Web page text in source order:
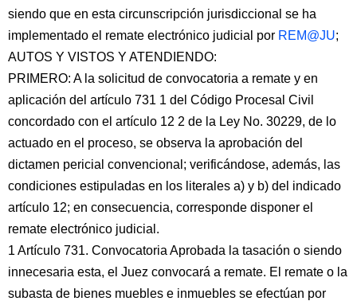
siendo que en esta circunscripción jurisdiccional se ha
implementado el remate electrónico judicial por REM@JU;
AUTOS Y VISTOS Y ATENDIENDO:
PRIMERO: A la solicitud de convocatoria a remate y en
aplicación del artículo 731 1 del Código Procesal Civil
concordado con el artículo 12 2 de la Ley No. 30229, de lo
actuado en el proceso, se observa la aprobación del
dictamen pericial convencional; verificándose, además, las
condiciones estipuladas en los literales a) y b) del indicado
artículo 12; en consecuencia, corresponde disponer el
remate electrónico judicial.
1 Artículo 731. Convocatoria Aprobada la tasación o siendo
innecesaria esta, el Juez convocará a remate. El remate o la
subasta de bienes muebles e inmuebles se efectúan por